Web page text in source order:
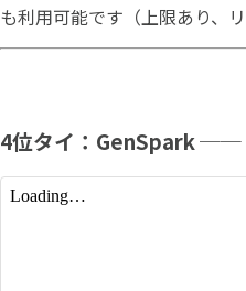
も利用可能です（上限あり、リ
4位タイ：GenSpark ──